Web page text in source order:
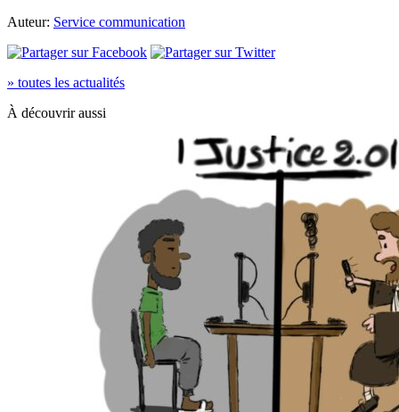
Auteur: Service communication
» toutes les actualités
À découvrir aussi